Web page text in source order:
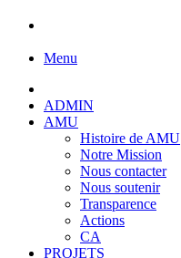
Menu
ADMIN
AMU
Histoire de AMU
Notre Mission
Nous contacter
Nous soutenir
Transparence
Actions
CA
PROJETS